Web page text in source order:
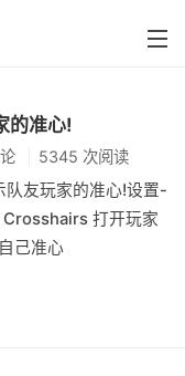
的准心!
5345 次阅读
队友玩家的准心!设置-
打开玩家
己准心